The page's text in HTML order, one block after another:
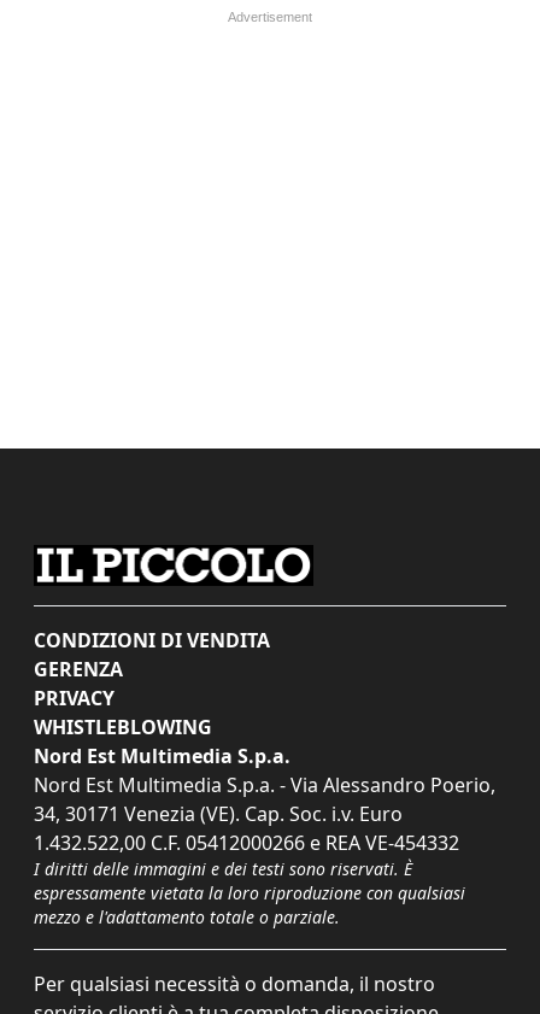
CONDIZIONI DI VENDITA
GERENZA
PRIVACY
WHISTLEBLOWING
Nord Est Multimedia S.p.a.
Nord Est Multimedia S.p.a. - Via Alessandro Poerio,
34, 30171 Venezia (VE). Cap. Soc. i.v. Euro
1.432.522,00 C.F. 05412000266 e REA VE-454332
I diritti delle immagini e dei testi sono riservati. È
espressamente vietata la loro riproduzione con qualsiasi
mezzo e l'adattamento totale o parziale.
Per qualsiasi necessità o domanda, il nostro